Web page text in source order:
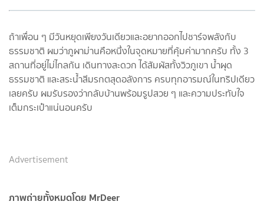
ถ้าเพื่อน ๆ มีวันหยุดเพียงวันเดียวและอยากออกไปชาร์จพลังกับ
ธรรมชาติ ผมว่าภูผาม่านคือหนึ่งในจุดหมายที่คุ้มค่ามากครับ ทั้ง 3
สถานที่อยู่ไม่ไกลกัน เดินทางสะดวก ได้สัมผัสทั้งวิวภูเขา น้ำผุด
ธรรมชาติ และสระน้ำสีมรกตสุดอลังการ ครบทุกอารมณ์ในทริปเดียว
เลยครับ ผมรับรองว่ากลับบ้านพร้อมรูปสวย ๆ และความประทับใจ
เต็มกระเป๋าแน่นอนครับ
Advertisement
ภาพถ่ายทั้งหมดโดย MrDeer